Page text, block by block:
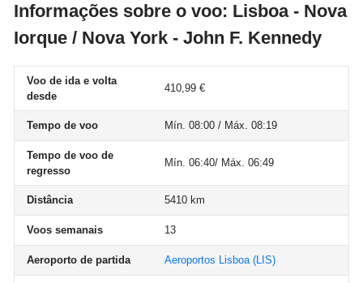
Informações sobre o voo: Lisboa - Nova
Iorque / Nova York - John F. Kennedy
Voo de ida e volta
desde
410,99 €
Tempo de voo Mín. 08:00 / Máx. 08:19
Tempo de voo de
regresso
Mín. 06:40/ Máx. 06:49
Distância 5410 km
Voos semanais 13
Aeroporto de partida Aeroportos Lisboa(LIS)